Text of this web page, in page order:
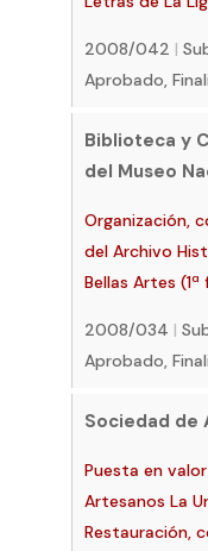
2008/042 |
Aprobado,
Biblioteca y
del Museo
Organización,
del Archivo
Bellas Artes (1ª
2008/034 |
Aprobado,
Sociedad de
Puesta en
Artesanos La
Restauración,